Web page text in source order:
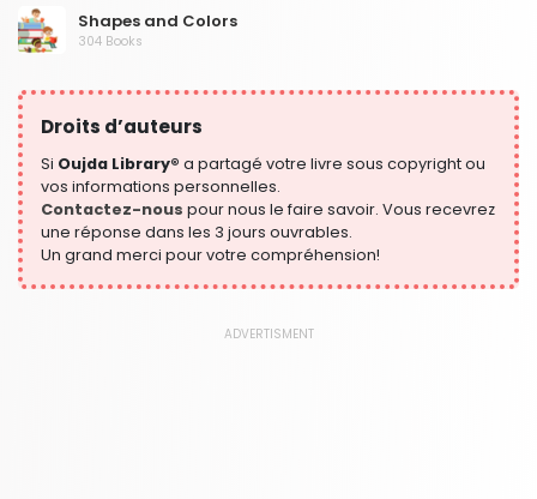
Shapes and Colors
304 Books
364 Books
Droits d’auteurs
Si Oujda Library® a partagé votre livre sous copyright ou
vos informations personnelles.
Contactez-nous pour nous le faire savoir. Vous recevrez
une réponse dans les 3 jours ouvrables.
Un grand merci pour votre compréhension!
ADVERTISMENT